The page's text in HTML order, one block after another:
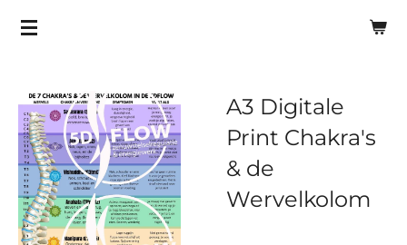
Ga
hoofdinhoud
A3 Digitale
Print Chakra's
& de
Wervelkolom